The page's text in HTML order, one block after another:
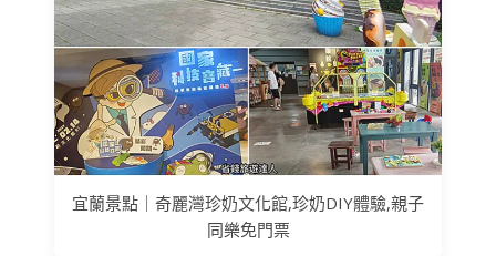
宜蘭景點｜奇麗灣珍奶文化館,珍奶DIY體驗,親子
同樂免門票